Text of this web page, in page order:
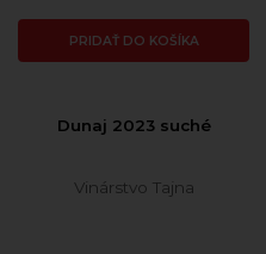
PRIDAŤ DO KOŠÍKA
Dunaj 2023 suché
Vinárstvo Tajna